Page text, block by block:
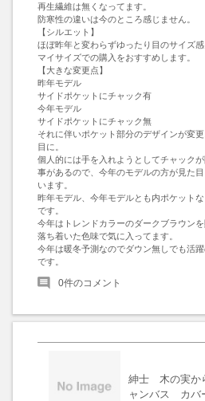
再生繊維は無くなってます。
防寒性の違いは今のところ感じません。
【シルエット】
ほぼ昨年と変わらずゆったり目のサイズ感
マイサイズでの購入をおすすめします。
【大きな変更点】
昨年モデル
サイドポケットにチャック有
今年モデル
サイドポケットにチャック無
それに伴いポケット部分のデザインが変
目に。
個人的には手を入れようとしてチャック
事があるので、今年のモデルの方が見た
います。
昨年モデル、今年モデルとも内ポケット
です。
今年はトレンドカラーのダークブラウンを
落ち着いた色味で気に入ってます。
今年は暖冬予測なのでダウン無しでも活
です。
0件のコメント
紳士 木の実か
ャンバス カバ